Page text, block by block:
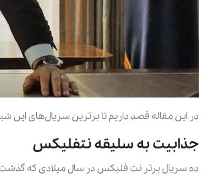
در این مقاله قصد داریم تا برترین سریال‌های این شبکه در سال ۲۰۲۱
جذابیت به سلیقه نتفلیکس
ده سریال برتر نت فلیکس در سال میلادی که گذشت.